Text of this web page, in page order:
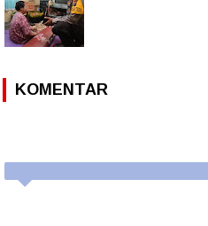
KOMENTAR